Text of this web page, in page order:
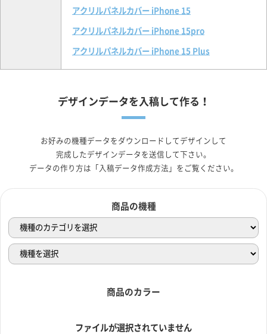
アクリルパネルカバー iPhone 15
アクリルパネルカバー iPhone 15pro
アクリルパネルカバー iPhone 15 Plus
デザインデータを入稿して作る！
お好みの機種データをダウンロードしてデザインして
完成したデザインデータを送信して下さい。
データの作り方は「入稿データ作成方法」をご覧ください。
商品の機種
商品のカラー
ファイルが選択されていません